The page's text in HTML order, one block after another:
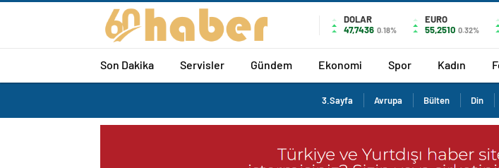
DOLAR
47,7436 0.18%
EURO
55,2510 0.32%
Son Dakika Servisler Gündem Ekonomi Spor Kadın
3.Sayfa Avrupa Bülten Din